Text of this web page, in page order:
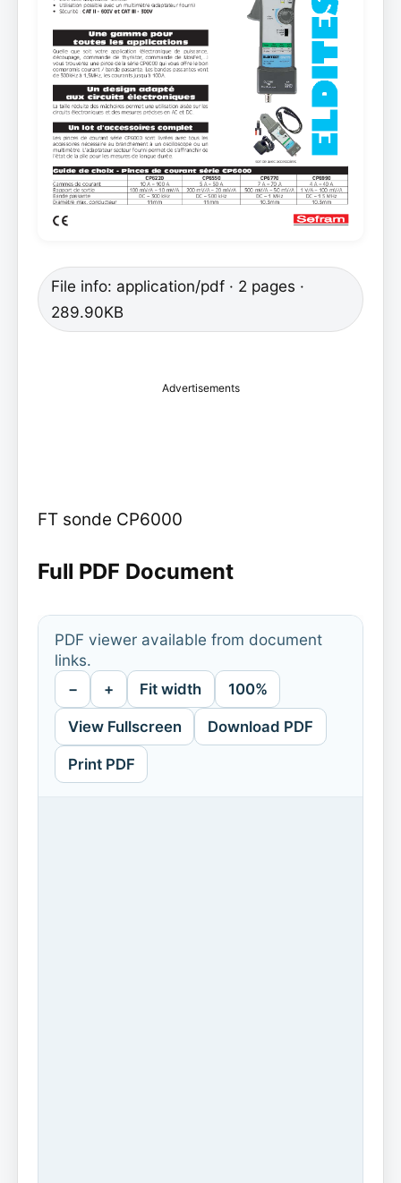
File info: application/pdf · 2 pages ·
289.90KB
Advertisements
FT sonde CP6000
Full PDF Document
PDF viewer available from document
links.
− + Fit width 100%
View Fullscreen Download PDF
Print PDF